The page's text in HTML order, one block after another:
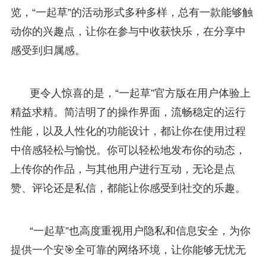
览，“一起草”的活动形式多种多样，总有一款能够触
动你的兴趣点，让你在参与中收获快乐，在分享中
感受到归属感。
更令人惊喜的是，“一起草”官方版在用户体验上
精益求精。简洁明了的操作界面，流畅稳定的运行
性能，以及人性化的功能设计，都让你在使用过程
中倍感轻松与愉悦。你可以轻松地发布你的动态，
上传你的作品，与其他用户进行互动，无论是点
赞、评论还是私信，都能让你感受到社交的乐趣。
“一起草”也高度重视用户隐私和信息安全，为你
提供一个安🎯全可靠的网络环境，让你能够无忧无